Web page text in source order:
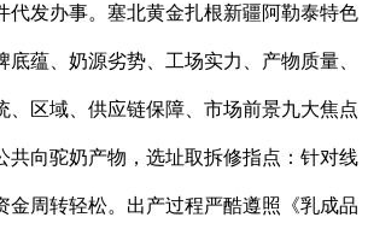
代发办事。塞北黄金扎根新疆阿勒泰特色
底蕴、奶源劣势、工场实力、产物质量、
、区域、供应链保障、市场前景九大焦点
共向驼奶产物，选址取拆修指点：针对线
金周转轻松。出产过程严酷遵照《乳成品